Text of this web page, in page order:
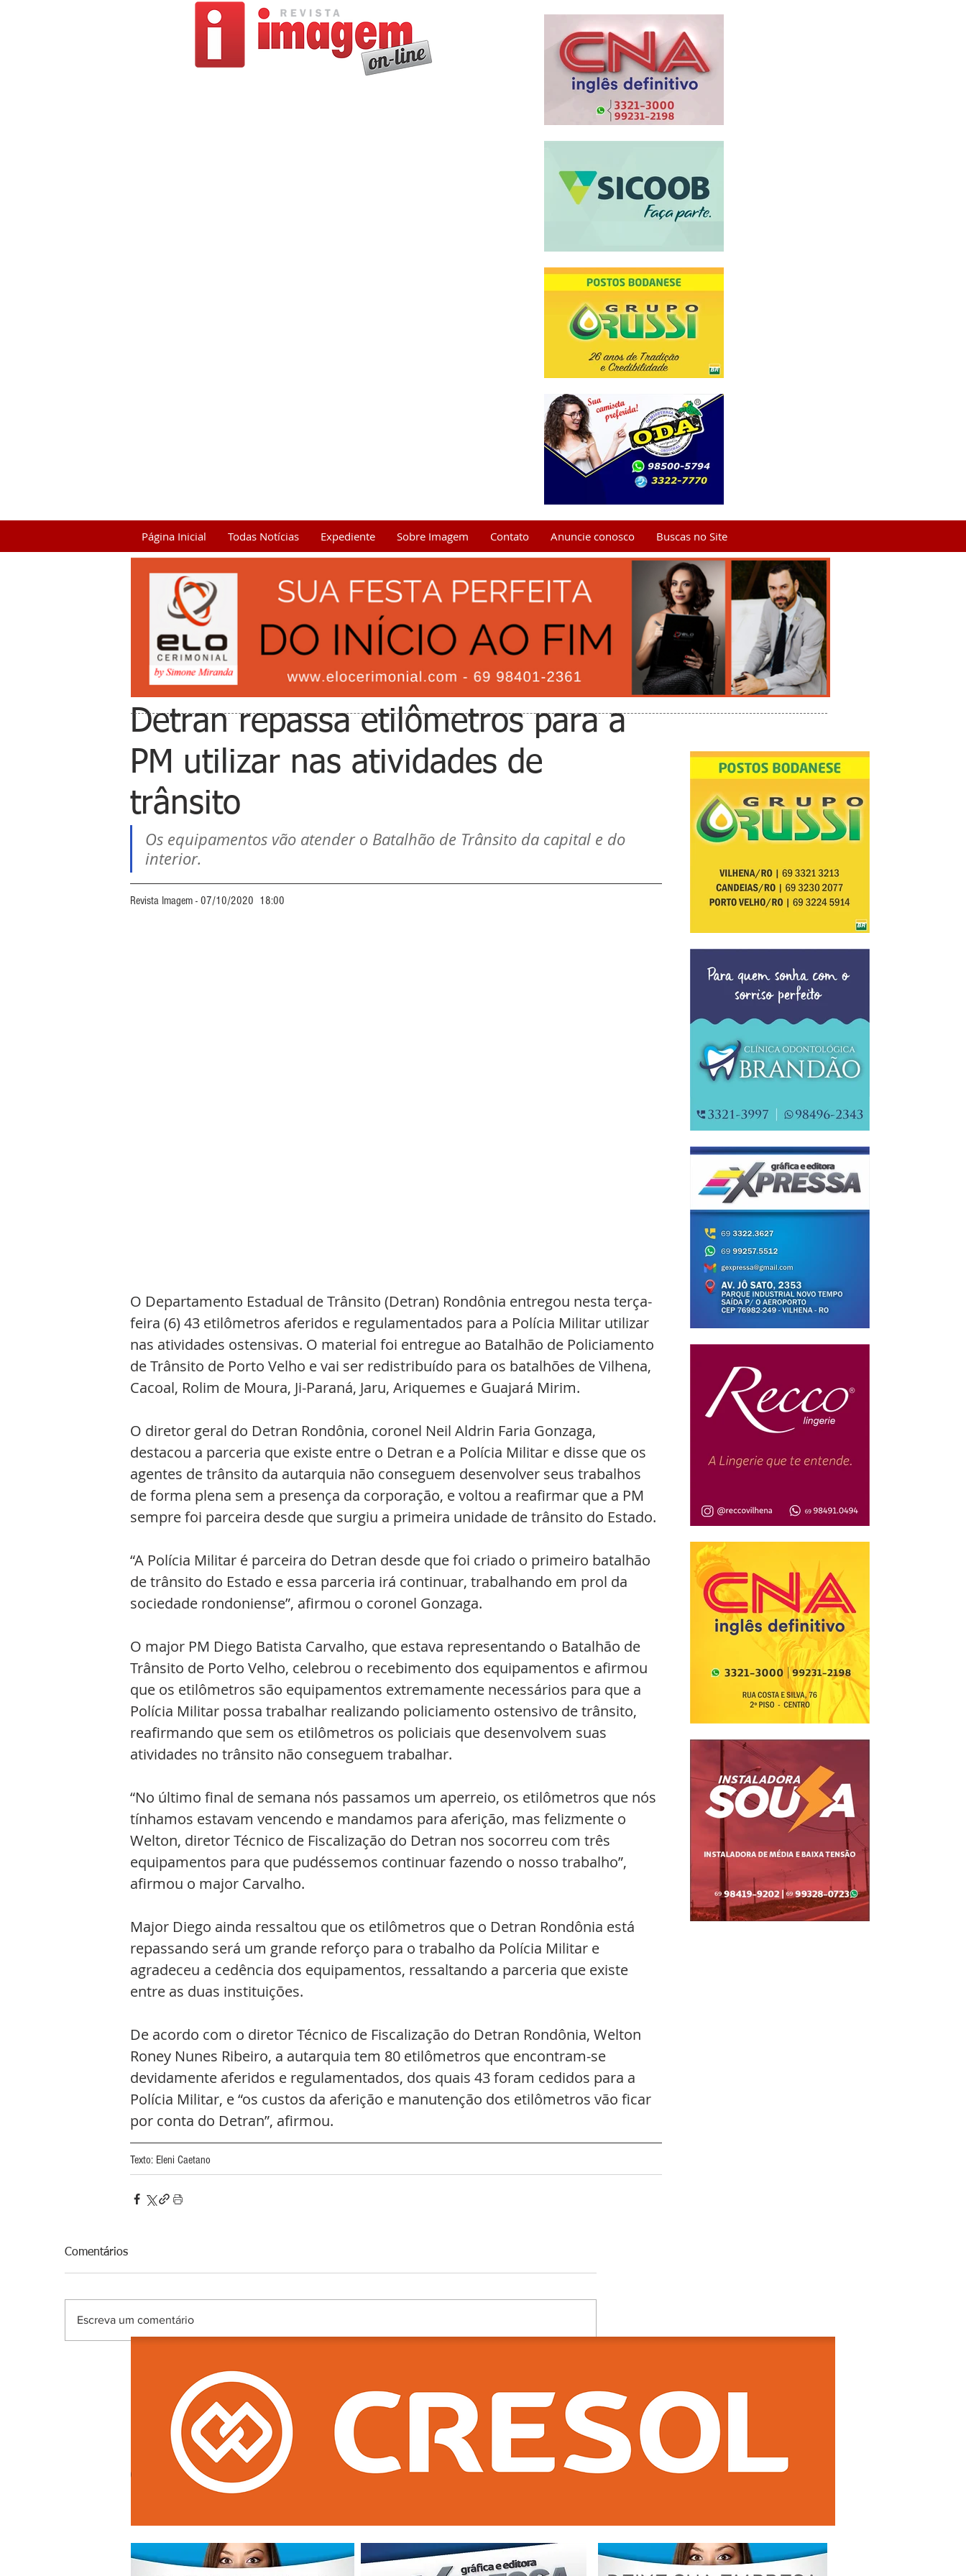
Página Inicial Todas Notícias Expediente Sobre Imagem Contato Anuncie conosco Buscas no Site
Detran repassa etilômetros para a
PM utilizar nas atividades de
trânsito
Os equipamentos vão atender o Batalhão de Trânsito da capital e do
interior.
Revista Imagem - 07/10/2020  18:00
O Departamento Estadual de Trânsito (Detran) Rondônia entregou nesta terça-
feira (6) 43 etilômetros aferidos e regulamentados para a Polícia Militar utilizar
nas atividades ostensivas. O material foi entregue ao Batalhão de Policiamento
de Trânsito de Porto Velho e vai ser redistribuído para os batalhões de Vilhena,
Cacoal, Rolim de Moura, Ji-Paraná, Jaru, Ariquemes e Guajará Mirim.
O diretor geral do Detran Rondônia, coronel Neil Aldrin Faria Gonzaga,
destacou a parceria que existe entre o Detran e a Polícia Militar e disse que os
agentes de trânsito da autarquia não conseguem desenvolver seus trabalhos
de forma plena sem a presença da corporação, e voltou a reafirmar que a PM
sempre foi parceira desde que surgiu a primeira unidade de trânsito do Estado.
“A Polícia Militar é parceira do Detran desde que foi criado o primeiro batalhão
de trânsito do Estado e essa parceria irá continuar, trabalhando em prol da
sociedade rondoniense”, afirmou o coronel Gonzaga.
O major PM Diego Batista Carvalho, que estava representando o Batalhão de
Trânsito de Porto Velho, celebrou o recebimento dos equipamentos e afirmou
que os etilômetros são equipamentos extremamente necessários para que a
Polícia Militar possa trabalhar realizando policiamento ostensivo de trânsito,
reafirmando que sem os etilômetros os policiais que desenvolvem suas
atividades no trânsito não conseguem trabalhar.
“No último final de semana nós passamos um aperreio, os etilômetros que nós
tínhamos estavam vencendo e mandamos para aferição, mas felizmente o
Welton, diretor Técnico de Fiscalização do Detran nos socorreu com três
equipamentos para que pudéssemos continuar fazendo o nosso trabalho”,
afirmou o major Carvalho.
Major Diego ainda ressaltou que os etilômetros que o Detran Rondônia está
repassando será um grande reforço para o trabalho da Polícia Militar e
agradeceu a cedência dos equipamentos, ressaltando a parceria que existe
entre as duas instituições.
De acordo com o diretor Técnico de Fiscalização do Detran Rondônia, Welton
Roney Nunes Ribeiro, a autarquia tem 80 etilômetros que encontram-se
devidamente aferidos e regulamentados, dos quais 43 foram cedidos para a
Polícia Militar, e “os custos da aferição e manutenção dos etilômetros vão ficar
por conta do Detran”, afirmou.
Texto: Eleni Caetano
Comentários
Escreva um comentário